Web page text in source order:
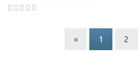
« 1 2